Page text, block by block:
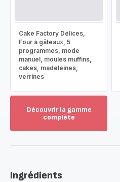
Cake Factory Délices,
Four à gâteaux, 5
programmes, mode
manuel, moules muffins,
cakes, madeleines,
verrines
Découvrir la gamme
complète
gamme
Ingrédients